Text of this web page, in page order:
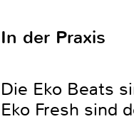
In der Praxis
Die Eko Beats
Eko Fresh sind